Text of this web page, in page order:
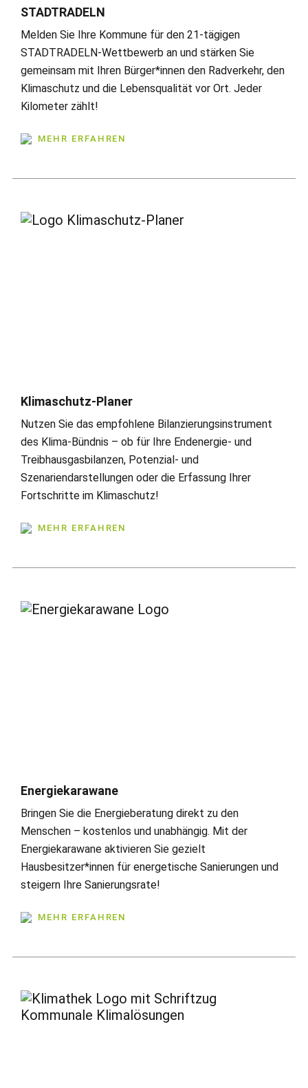
STADTRADELN
Melden Sie Ihre Kommune für den 21-tägigen
STADTRADELN-Wettbewerb an und stärken Sie
gemeinsam mit Ihren Bürger*innen den Radverkehr, den
Klimaschutz und die Lebensqualität vor Ort. Jeder
Kilometer zählt!
MEHR ERFAHREN
Klimaschutz-Planer
Nutzen Sie das empfohlene Bilanzierungsinstrument
des Klima-Bündnis – ob für Ihre Endenergie- und
Treibhausgasbilanzen, Potenzial- und
Szenariendarstellungen oder die Erfassung Ihrer
Fortschritte im Klimaschutz!
MEHR ERFAHREN
Energiekarawane
Bringen Sie die Energieberatung direkt zu den
Menschen – kostenlos und unabhängig. Mit der
Energiekarawane aktivieren Sie gezielt
Hausbesitzer*innen für energetische Sanierungen und
steigern Ihre Sanierungsrate!
MEHR ERFAHREN